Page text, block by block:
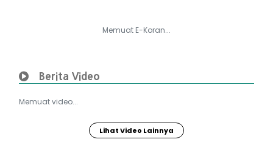
Memuat E-Koran...
Berita Video
Memuat video...
Lihat Video Lainnya